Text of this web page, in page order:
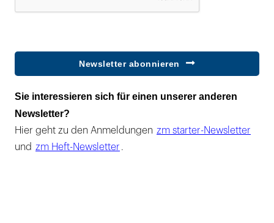
Newsletter abonnieren
Sie interessieren sich für einen unserer anderen
Newsletter?
Hier geht zu den Anmeldungen zm starter-Newsletter
und zm Heft-Newsletter .